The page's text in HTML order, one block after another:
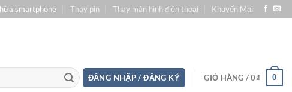
smartphone Thay pin Thay màn hình điện thoại Khuyến Mại
ĐĂNG NHẬP / ĐĂNG KÝ GIỎ HÀNG /0₫ 0